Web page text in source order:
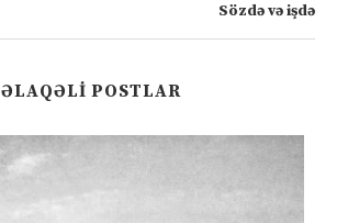
Sözdə və işdə
ƏLAQƏLI POSTLAR